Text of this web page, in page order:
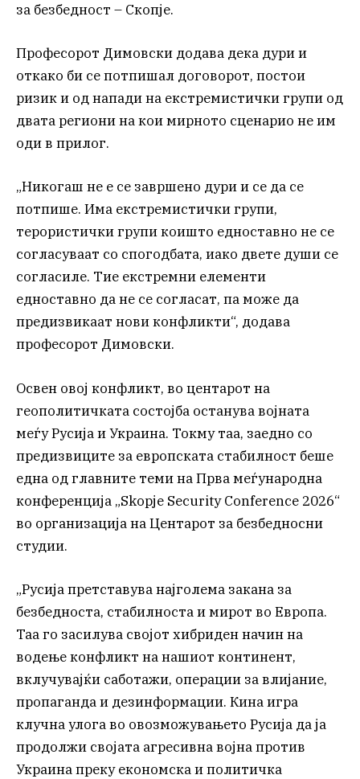
за безбедност – Скопје.
Професорот Димовски додава дека дури и
откако би се потпишал договорот, постои
ризик и од напади на екстремистички групи од
двата региони на кои мирното сценарио не им
оди в прилог.
„Никогаш не е се завршено дури и се да се
потпише. Има екстремистички групи,
терористички групи коишто едноставно не се
согласуваат со спогодбата, иако двете души се
согласиле. Тие екстремни елементи
едноставно да не се согласат, па може да
предизвикаат нови конфликти“, додава
професорот Димовски.
Освен овој конфликт, во центарот на
геополитичката состојба останува војната
меѓу Русија и Украина. Токму таа, заедно со
предизвиците за европската стабилност беше
една од главните теми на Прва меѓународна
конференција „Skopje Security Conference 2026“
во организација на Центарот за безбедносни
студии.
„Русија претставува најголема закана за
безбедноста, стабилноста и мирот во Европа.
Таа го засилува својот хибриден начин на
водење конфликт на нашиот континент,
вклучувајќи саботажи, операции за влијание,
пропаганда и дезинформации. Кина игра
клучна улога во овозможувањето Русија да ја
продолжи својата агресивна војна против
Украина преку економска и политичка